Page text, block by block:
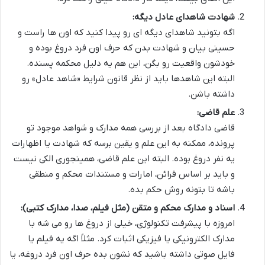
شهادت شاهدای عادل دیگه:
اگه بتونید شاهدای دیگه ای رو پیدا کنید که اون ها راست و
حسینی بیان و شهادت بدن که حرف اون فرد دروغ بوده و
خودشون واقعیت رو بگن، این هم یه دلیل محکمه پسنده.
البته این شاهدها باید از نظر قانون شرایط «شاهد عادل» رو
داشته باشن.
علم قاضی:
قاضی دادگاه بعد از بررسی همه مدارک و شواهد موجود تو
پرونده، ممکنه به این علم و یقین برسه که شهادت یا اظهارات
یه نفر دروغ بوده. البته این علم قاضی، همینجوری الکی نیست
و باید بر اساس قرائن، امارات و مستندات محکم و منطقی
باشه تا بتونه روش حکم بده.
اسناد و مدارک محکم و متقن (مثل فیلم، صدا، مدارک کتبی):
امروزه با پیشرفت تکنولوژی، خیلی از دروغ ها رو می شه با
مدارک الکترونیکی یا فیزیکی اثبات کرد. مثلاً اگه یه فیلم یا
فایل صوتی داشته باشید که نشون بده حرف اون فرد دروغه، یا